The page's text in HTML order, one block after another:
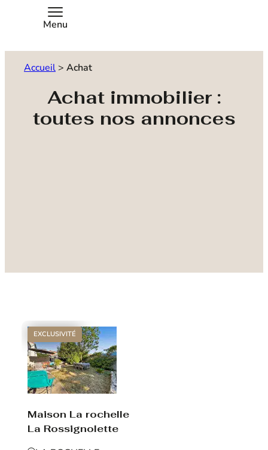
Menu
Accueil > Achat
Achat immobilier :
toutes nos annonces
EXCLUSIVITÉ
Maison La rochelle
La Rossignolette